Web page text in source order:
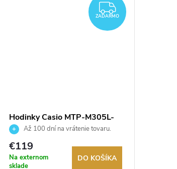
ZADARMO
ZADARMO
Hodinky Casio MTP-M305L-
1AVERAž 100 dní na vrátenie tovaru.
Autorizovaný predajca.
€119
Na externom
sklade
DO KOŠÍKA